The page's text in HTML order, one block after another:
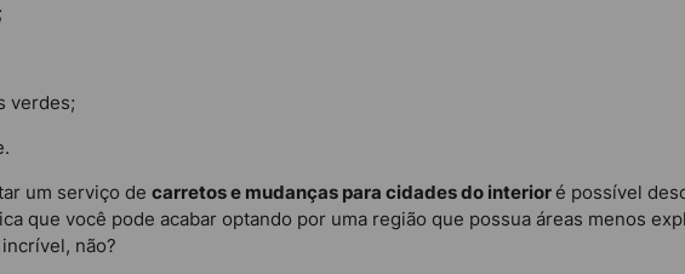
verdes;
um serviço decarretos e mudanças para cidades do interioré possível
que você pode acabar optando por uma região que possua áreas menos
não?